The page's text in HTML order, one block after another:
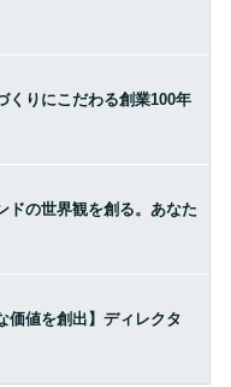
くりにこだわる創業100年
ドの世界観を創る。あなた
価値を創出】ディレクタ